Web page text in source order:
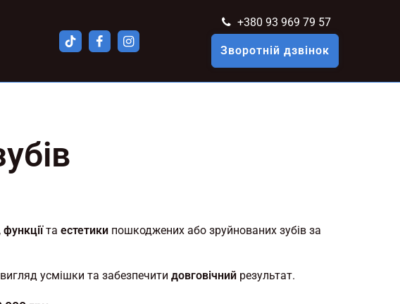
+380 93 969 79 57
Зворотній дзвінок
, функціїта естетики пошкоджених або зруйнованих зубів за
вигляд усмішки та забезпечити довговічний результат.